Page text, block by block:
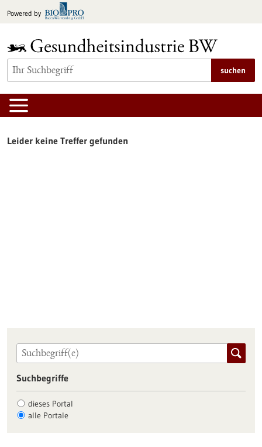
Inhalt
Powered by
suchen
Leider keine Treffer gefunden
Suchbegriffe
dieses Portal
alle Portale